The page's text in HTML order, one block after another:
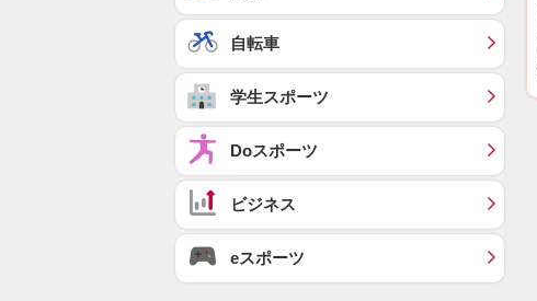
自転車
学生スポーツ
Doスポーツ
ビジネス
eスポーツ